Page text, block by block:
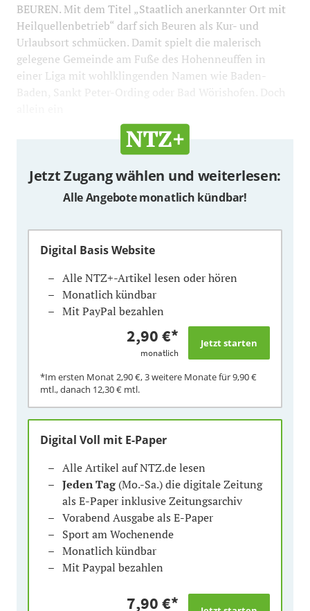
BEUREN. Mit dem Titel „Staatlich anerkannter Ort mit
Heilquellenbetrieb“ darf sich Beuren als Kur- und
Urlaubsort schmücken. Damit spielt die malerisch
gelegene Gemeinde am Fuße des Hohenneuffen in
einer Liga mit wohlklingenden Namen wie Baden-
Baden, Sankt Peter-Ording oder Bad Wörishofen. Doch
Jetzt Zugang wählen und weiterlesen:
Alle Angebote monatlich kündbar!
Digital Basis Website
Alle NTZ+-Artikel lesen oder hören
Monatlich kündbar
Mit PayPal bezahlen
2,90 €*
monatlich
*Im ersten Monat2,90 €, 3 weitere Monate für9,90 €
mtl., danach 12,30 € mtl.
Digital Voll mit E-Paper
Alle Artikel auf NTZ.de lesen
Jeden Tag(Mo.-Sa.) die digitale Zeitung
als E-Paper inklusive Zeitungsarchiv
Vorabend Ausgabe als E-Paper
Sport am Wochenende
Monatlich kündbar
Mit Paypal bezahlen
7,90 €*